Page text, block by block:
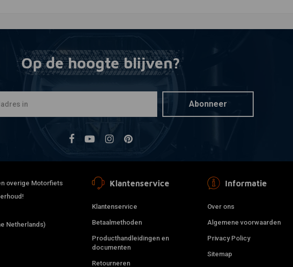
Op de hoogte blijven?
Abonneer
overige Motorfiets
Netherlands)
Klantenservice
Klantenservice
Betaalmethoden
Producthandleidingen en
documenten
Retourneren
Informatie
Over ons
Algemene voorwaarden
Privacy Policy
Sitemap